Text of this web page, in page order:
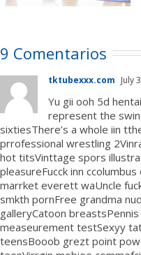
9 Comentarios
tktubexxx.com July
Yu gii ooh 5d
represent the
sixtiesThere’s a whole iin
prrofessional wrestling
hot titsVinttage spors
pleasureFucck inn
marrket everett waUncle
smkth pornFree grandma
galleryCatoon breastsPennis
measeurement testSexyy
teensBooob grezt point